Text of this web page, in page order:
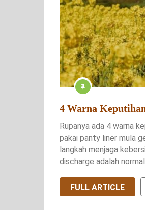
4 Warna
Rupanya ada 4 warna
pakai panty liner mula
langkah menjaga
discharge adalah
FULL ARTICLE